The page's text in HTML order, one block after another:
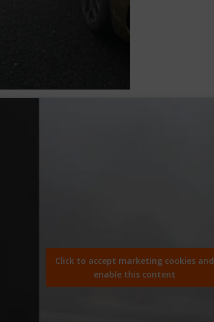
Click to accept marketing cookies and
enable this content